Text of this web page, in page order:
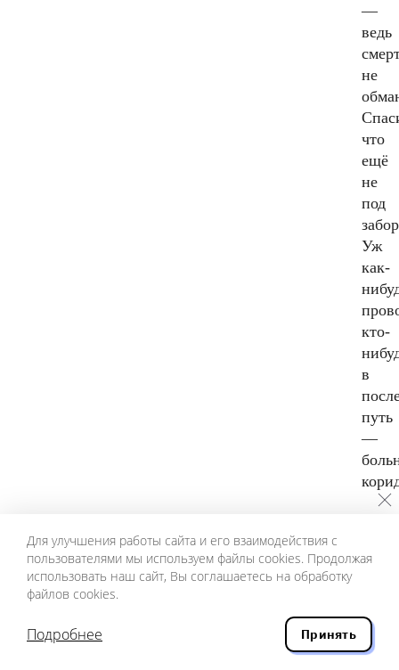
—
ведь
не
что
ещё
не
под
Уж
как-
кто-
в
путь
—
Для улучшения работы сайта и его взаимодействия с
пользователями мы используем файлы cookies. Продолжая
использовать наш сайт, Вы соглашаетесь на обработку
файлов cookies.
Подробнее Принять